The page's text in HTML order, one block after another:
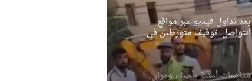
بعد تداول فيديو عبر مواقع
التواصل..توقيف متورطين في
الاعتداء على حرمة مسجد ببرج
الكيفان
مداهمات أمنية بأحياء وهران